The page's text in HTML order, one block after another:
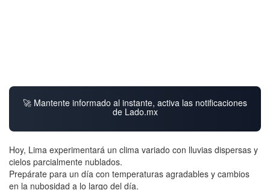
🚀 Mantente informado al instante, activa las notificaciones
de Lado.mx
Hoy, Lima experimentará un clima variado con lluvias dispersas y
cielos parcialmente nublados.
Prepárate para un día con temperaturas agradables y cambios
en la nubosidad a lo largo del día.